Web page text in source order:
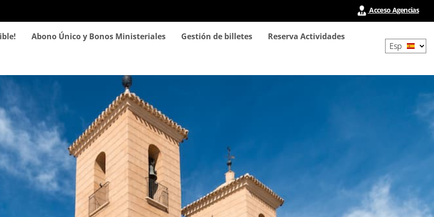
contenido
Acceso Agencias
Abono Único y Bonos Ministeriales Gestión de billetes
Reserva Actividades
your